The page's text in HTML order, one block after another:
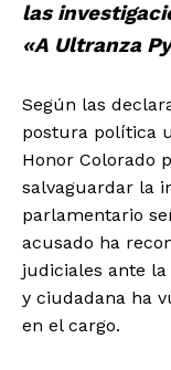
las
«A Ultranza
Según las
postura política
Honor Colorado
salvaguardar la
parlamentario
acusado ha
judiciales ante
y ciudadana ha
en el cargo.